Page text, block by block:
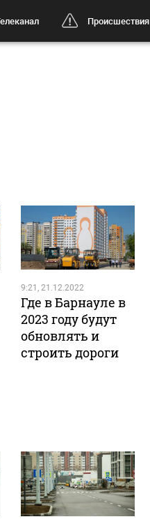
Происшествия
9:21, 21.12.2022
Где в Барнауле в
2023 году будут
обновлять и
строить дороги